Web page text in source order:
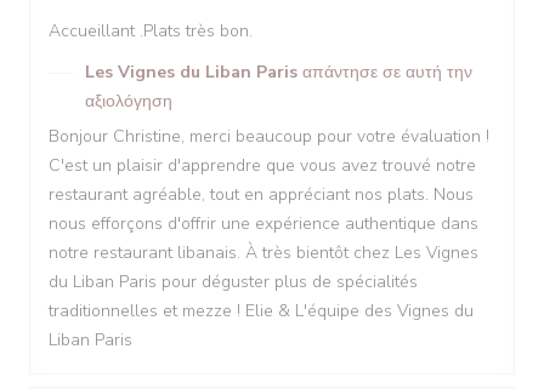
Accueillant .Plats très bon.
Les Vignes du Liban Paris απάντησε σε αυτή την
αξιολόγηση
Bonjour Christine, merci beaucoup pour votre évaluation !
C'est un plaisir d'apprendre que vous avez trouvé notre
restaurant agréable, tout en appréciant nos plats. Nous
nous efforçons d'offrir une expérience authentique dans
notre restaurant libanais. À très bientôt chez Les Vignes
du Liban Paris pour déguster plus de spécialités
traditionnelles et mezze ! Elie & L'équipe des Vignes du
Liban Paris